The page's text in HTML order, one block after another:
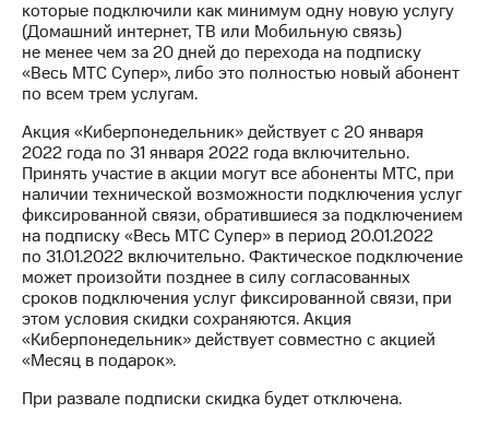
Тарифы
Интернет,
ТВ и телефон
для дома
Услуги
Акции
Домашний
интернет
Домашнее
ТВ
Спутниковое
ТВ
Мой
МТС
Акции
Видеонаблюдение
для дома
149 ₽/
мес
МТС
Premium
Подписка
на гигабайты
интернета,
фильмы,
музыка
которые подключили как минимум одну новую услугу
(Домашний интернет, ТВ или Мобильную связь)
не менее чем за 20 дней до перехода на подписку
«Весь МТС Супер», либо это полностью новый абонент
по всем трем услугам.
Акция «Киберпонедельник» действует с 20 января
2022 года по 31 января 2022 года включительно.
Принять участие в акции могут все абоненты МТС, при
наличии технической возможности подключения услуг
фиксированной связи, обратившиеся за подключением
на подписку «Весь МТС Супер» в период 20.01.2022
по 31.01.2022 включительно. Фактическое подключение
может произойти позднее в силу согласованных
сроков подключения услуг фиксированной связи, при
этом условия скидки сохраняются. Акция
«Киберпонедельник» действует совместно с акцией
«Месяц в подарок».
При развале подписки скидка будет отключена.